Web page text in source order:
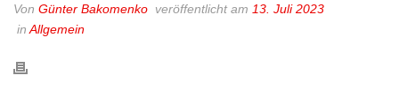
Von Günter Bakomenko veröffentlicht am 13. Juli 2023
in Allgemein